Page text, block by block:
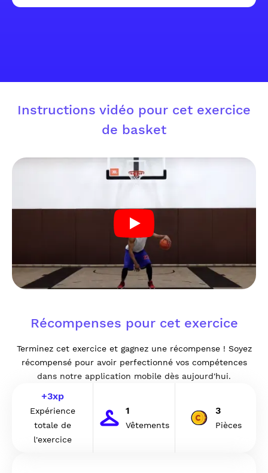
Instructions vidéo pour cet exercice
de basket
Récompenses pour cet exercice
Terminez cet exercice et gagnez une récompense ! Soyez
récompensé pour avoir perfectionné vos compétences
dans notre application mobile dès aujourd'hui.
+3xp
Expérience
totale de
l'exercice
1
Vêtements
3
Pièces